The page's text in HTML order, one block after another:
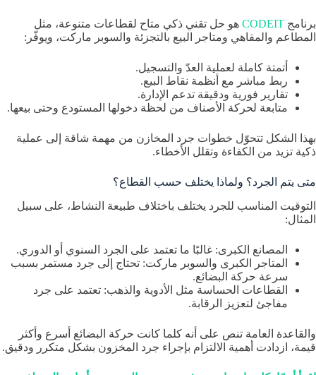
برنامج CODEIT هو حل تقني ذكي متاح لقطاعات متنوعة، مثل
المطاعم والمقاهي ومتاجر البيع بالتجزئة والسوبر ماركت، ويوفّر:
أتمتة كاملة لعملية العدّ والتسجيل.
ربط مباشر مع أنظمة نقاط البيع.
تقارير فورية ودقيقة تدعم الإدارة.
متابعة لحركة الأصناف من لحظة دخولها المستودع وحتى بيعها.
بهذا الشكل تتحوّل خطوات جرد المخازن من مهمة شاقة إلى عملية
ذكية تزيد من الكفاءة وتقلل الأخطاء.
متى يتم الجرد؟ ولماذا يختلف حسب القطاع؟
التوقيت المناسب للجرد يختلف باختلاف طبيعة النشاط، على سبيل
المثال:
المصانع الكبرى: غالبًا ما تعتمد على الجرد السنوي أو الدوري.
المتاجر الكبرى والسوبر ماركت: تحتاج إلى جرد مستمر بسبب
سرعة حركة البضائع.
القطاعات الحساسة مثل الأدوية والذهب: تعتمد على جرد
مفاجئ لتعزيز الرقابة.
والقاعدة العامة تنص على أنه كلما كانت حركة البضائع أسرع وأكثر
قيمة، ازدادت أهمية الالتزام بإجراء جرد المخزون بشكل متكرر ودقيق.